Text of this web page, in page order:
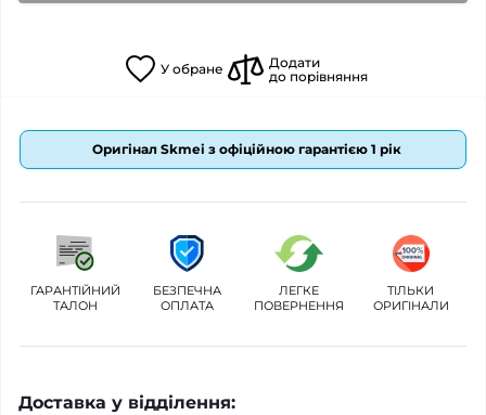
У обране
Додати
до порівняння
Оригінал Skmei з офіційною гарантією 1 рік
ГАРАНТІЙНИЙ
ТАЛОН
БЕЗПЕЧНА
ОПЛАТА
ЛЕГКЕ
ПОВЕРНЕННЯ
ТІЛЬКИ
ОРИГІНАЛИ
Доставка у відділення: